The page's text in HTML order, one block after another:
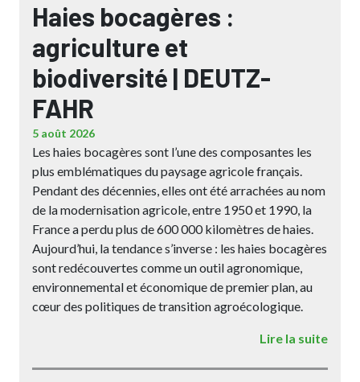
Haies bocagères :
agriculture et
biodiversité | DEUTZ-
FAHR
5 août 2026
Les haies bocagères sont l’une des composantes les
plus emblématiques du paysage agricole français.
Pendant des décennies, elles ont été arrachées au nom
de la modernisation agricole, entre 1950 et 1990, la
France a perdu plus de 600 000 kilomètres de haies.
Aujourd’hui, la tendance s’inverse : les haies bocagères
sont redécouvertes comme un outil agronomique,
environnemental et économique de premier plan, au
cœur des politiques de transition agroécologique.
Lire la suite